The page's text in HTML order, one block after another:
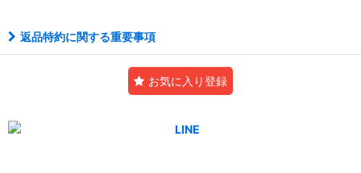
返品特約に関する重要事項
お気に入り登録